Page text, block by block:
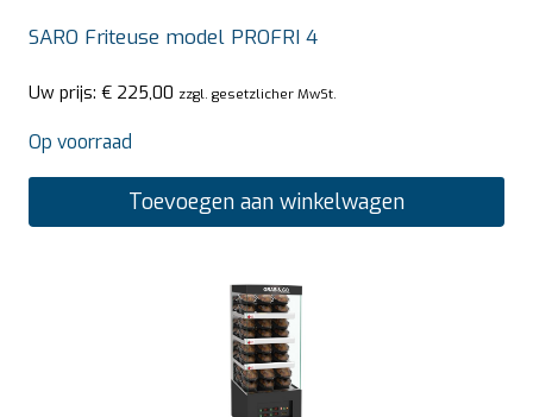
SARO Friteuse model PROFRI 4
Uw prijs: € 225,00 zzgl. gesetzlicher MwSt.
Op voorraad
Toevoegen aan winkelwagen